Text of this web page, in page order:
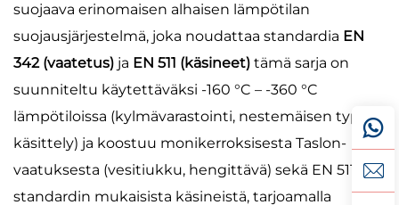
suojaava erinomaisen alhaisen lämpötilan
suojausjärjestelmä, joka noudattaa standardia EN
342 (vaatetus) ja EN 511 (käsineet) tämä sarja on
suunniteltu käytettäväksi -160 °C – -360 °C
lämpötiloissa (kylmävarastointi, nestemäisen typen
käsittely) ja koostuu monikerroksisesta Taslon-
vaatuksesta (vesitiukku, hengittävä) sekä EN 511 -
standardin mukaisista käsineistä, tarjoamalla